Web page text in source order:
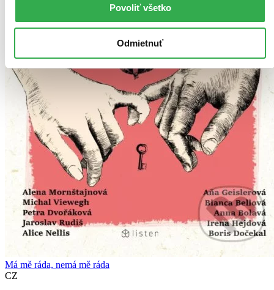
Povoliť všetko
Odmietnuť
Má mě ráda, nemá mě ráda
CZ